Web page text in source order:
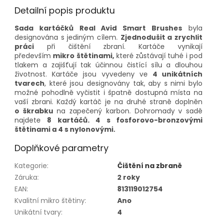
Detailní popis produktu
Sada kartáčků Real Avid Smart Brushes byla
designována s jediným cílem. Zjednodušit a zrychlit
práci při čištění zbraní. Kartáče vynikají
především mikro štětinami,které zůstávají tuhé i pod
tlakem a zajišťují tak účinnou čistící sílu a dlouhou
životnost. Kartáče jsou vyvedeny ve 4 unikátních
tvarech, které jsou designovány tak, aby s nimi bylo
možné pohodlně vyčistit i špatně dostupná místa na
vaší zbrani. Každý kartáč je na druhé straně doplněn
o škrabku na zapečený karbon. Dohromady v sadě
najdete 8 kartáčů. 4 s fosforovo-bronzovými
štětinami a 4 s nylonovými.
Doplňkové parametry
Kategorie:
Čištění na zbraně
Záruka:
2 roky
EAN:
813119012754
Kvalitní mikro štětiny:
Ano
Unikátní tvary:
4